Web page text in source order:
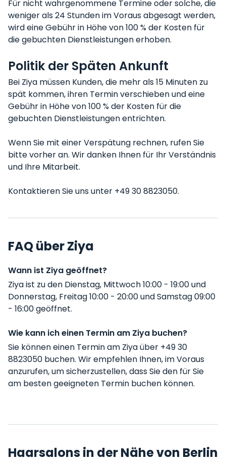
Für nicht wahrgenommene Termine oder solche, die
weniger als 24 Stunden im Voraus abgesagt werden,
wird eine Gebühr in Höhe von 100 % der Kosten für
die gebuchten Dienstleistungen erhoben.
Politik der Späten Ankunft
Bei Ziya müssen Kunden, die mehr als 15 Minuten zu
spät kommen, ihren Termin verschieben und eine
Gebühr in Höhe von 100 % der Kosten für die
gebuchten Dienstleistungen entrichten.
Wenn Sie mit einer Verspätung rechnen, rufen Sie
bitte vorher an. Wir danken Ihnen für Ihr Verständnis
und Ihre Mitarbeit.
Kontaktieren Sie uns unter +49 30 8823050.
FAQ über Ziya
Wann ist Ziya geöffnet?
Ziya ist zu den Dienstag, Mittwoch 10:00 - 19:00 und
Donnerstag, Freitag 10:00 - 20:00 und Samstag 09:00
- 16:00 geöffnet.
Wie kann ich einen Termin am Ziya buchen?
Sie können einen Termin am Ziya über +49 30
8823050 buchen. Wir empfehlen Ihnen, im Voraus
anzurufen, um sicherzustellen, dass Sie den für Sie
am besten geeigneten Termin buchen können.
Haarsalons in der Nähe von Berlin